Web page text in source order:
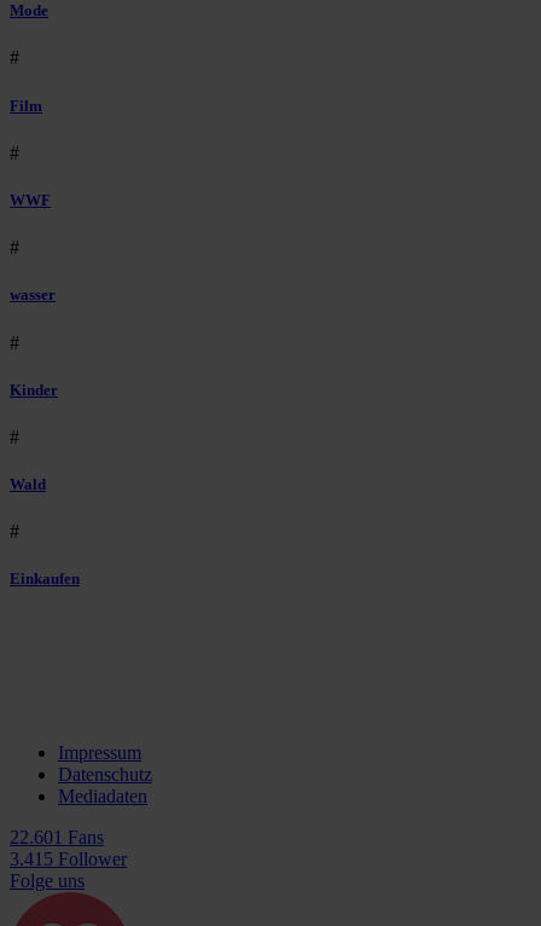
Mode
#
Film
#
WWF
#
wasser
#
Kinder
#
Wald
#
Einkaufen
Impressum
Datenschutz
Mediadaten
22.601 Fans
3.415 Follower
Folge uns